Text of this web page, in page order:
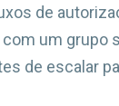
de
um grupo
de escalar